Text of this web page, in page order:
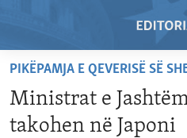
Skip
main
content
VIDEO
PIKËPAMJA E QEVERISË SË
Ministrat e
takohen në Japoni